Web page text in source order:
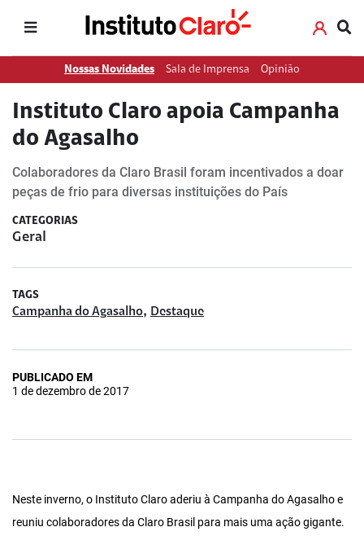
Nossas Novidades Sala de Imprensa Opinião
Instituto Claro apoia Campanha
do Agasalho
Colaboradores da Claro Brasil foram incentivados a doar
peças de frio para diversas instituições do País
CATEGORIAS
Geral
TAGS
Campanha do Agasalho, Destaque
PUBLICADO EM
1 de dezembro de 2017
Neste inverno, o Instituto Claro aderiu à Campanha do Agasalho e
reuniu colaboradores da Claro Brasil para mais uma ação gigante.